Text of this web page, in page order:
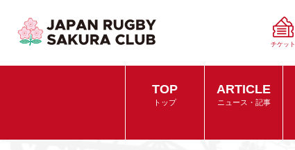
チケット
TOP
トップ
ARTICLE
ニュース・記事